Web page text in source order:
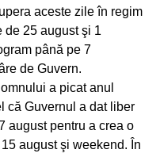
aceste zile în regim
de 25 august şi 1
până pe 7
de Guvern.
a picat anul
că Guvernul a dat liber
august pentru a crea o
august şi weekend. În